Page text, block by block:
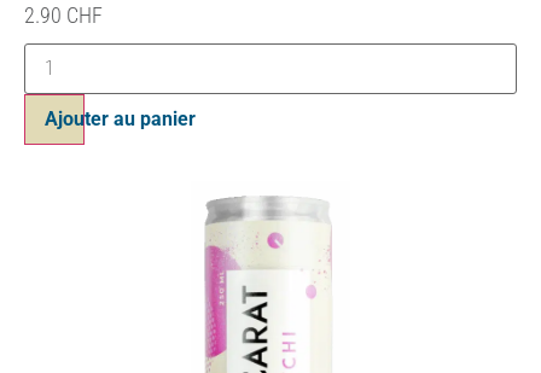
2.90 CHF
Ajouter au panier